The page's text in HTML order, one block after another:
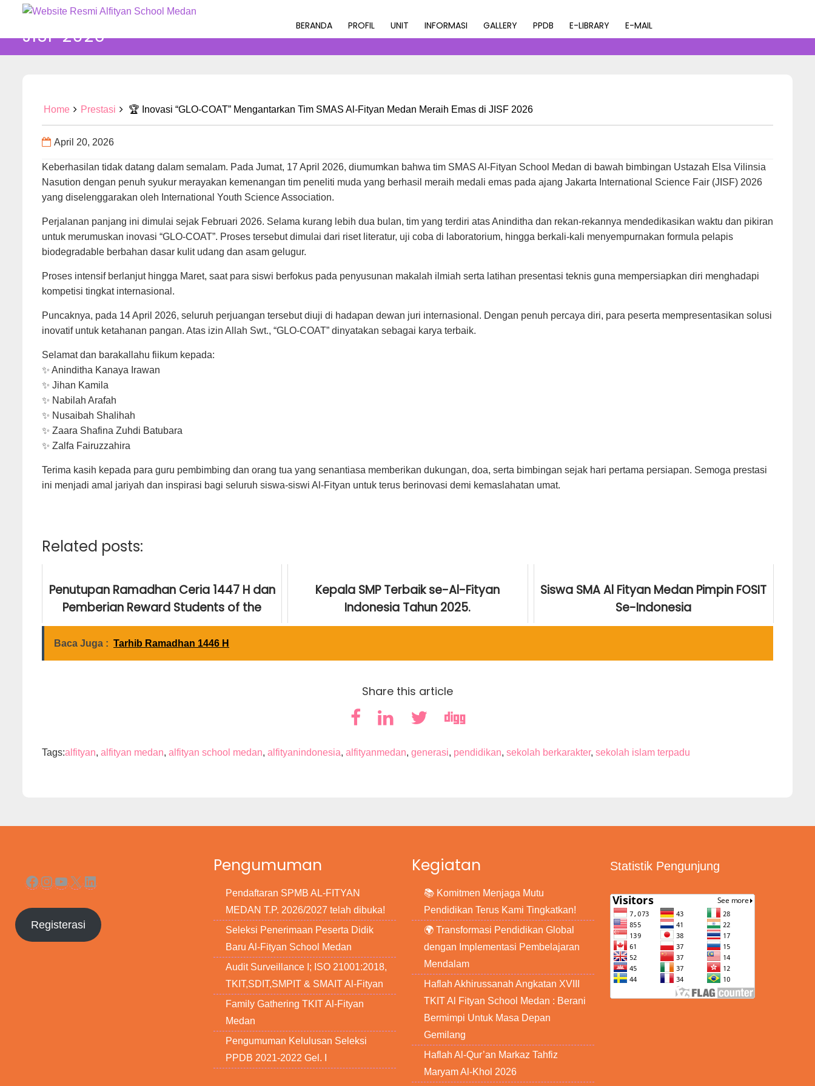
content
BERANDA PROFIL UNIT INFORMASI GALLERY PPDB E-LIBRARY E-MAIL
🏆 INOVASI “GLO-COAT” MENGANTARKAN TIM SMAS AL-FITYAN MEDAN MERAIH EMAS DI
JISF 2026
Home Prestasi 🏆 Inovasi “GLO-COAT” Mengantarkan Tim SMAS Al-Fityan Medan Meraih Emas di JISF 2026
April 20, 2026
Keberhasilan tidak datang dalam semalam. Pada Jumat, 17 April 2026, diumumkan bahwa tim SMAS Al-Fityan School Medan di bawah bimbingan Ustazah Elsa Vilinsia
Nasution dengan penuh syukur merayakan kemenangan tim peneliti muda yang berhasil meraih medali emas pada ajang Jakarta International Science Fair (JISF) 2026
yang diselenggarakan oleh International Youth Science Association.
Perjalanan panjang ini dimulai sejak Februari 2026. Selama kurang lebih dua bulan, tim yang terdiri atas Aninditha dan rekan-rekannya mendedikasikan waktu dan pikiran
untuk merumuskan inovasi “GLO-COAT”. Proses tersebut dimulai dari riset literatur, uji coba di laboratorium, hingga berkali-kali menyempurnakan formula pelapis
biodegradable berbahan dasar kulit udang dan asam gelugur.
Proses intensif berlanjut hingga Maret, saat para siswi berfokus pada penyusunan makalah ilmiah serta latihan presentasi teknis guna mempersiapkan diri menghadapi
kompetisi tingkat internasional.
Puncaknya, pada 14 April 2026, seluruh perjuangan tersebut diuji di hadapan dewan juri internasional. Dengan penuh percaya diri, para peserta mempresentasikan solusi
inovatif untuk ketahanan pangan. Atas izin Allah Swt., “GLO-COAT” dinyatakan sebagai karya terbaik.
Selamat dan barakallahu fiikum kepada:
✨ Aninditha Kanaya Irawan
✨ Jihan Kamila
✨ Nabilah Arafah
✨ Nusaibah Shalihah
✨ Zaara Shafina Zuhdi Batubara
✨ Zalfa Fairuzzahira
Terima kasih kepada para guru pembimbing dan orang tua yang senantiasa memberikan dukungan, doa, serta bimbingan sejak hari pertama persiapan. Semoga prestasi
ini menjadi amal jariyah dan inspirasi bagi seluruh siswa-siswi Al-Fityan untuk terus berinovasi demi kemaslahatan umat.
Related posts:
Penutupan Ramadhan Ceria 1447 H dan
Pemberian Reward Students of the
Month Februari
Kepala SMP Terbaik se-Al-Fityan
Indonesia Tahun 2025.
Siswa SMA Al Fityan Medan Pimpin FOSIT
Se-Indonesia
Baca Juga : Tarhib Ramadhan 1446 H
Share this article
Tags:alfityan, alfityan medan, alfityan school medan, alfityanindonesia, alfityanmedan, generasi, pendidikan, sekolah berkarakter, sekolah islam terpadu
Facebook
Instagram
YouTube
X LinkedIn
Registerasi
Pengumuman
Pendaftaran SPMB AL-FITYAN
MEDAN T.P. 2026/2027 telah dibuka!
Seleksi Penerimaan Peserta Didik
Baru Al-Fityan School Medan
Audit Surveillance I; ISO 21001:2018,
TKIT,SDIT,SMPIT & SMAIT Al-Fityan
Family Gathering TKIT Al-Fityan
Medan
Pengumuman Kelulusan Seleksi
PPDB 2021-2022 Gel. I
Kegiatan
📚 Komitmen Menjaga Mutu
Pendidikan Terus Kami Tingkatkan!
🌍 Transformasi Pendidikan Global
dengan Implementasi Pembelajaran
Mendalam
Haflah Akhirussanah Angkatan XVIII
TKIT Al Fityan School Medan : Berani
Bermimpi Untuk Masa Depan
Gemilang
Haflah Al-Qur’an Markaz Tahfiz
Maryam Al-Khol 2026
Statistik Pengunjung